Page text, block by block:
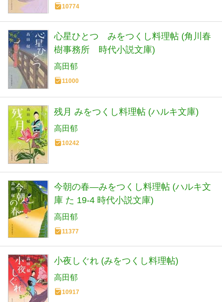
10774
心星ひとつ みをつくし料理帖 (角川春
樹事務所 時代小説文庫)
高田郁
11000
残月 みをつくし料理帖 (ハルキ文庫)
高田郁
10242
今朝の春―みをつくし料理帖 (ハルキ文
庫 た 19-4 時代小説文庫)
高田郁
11377
小夜しぐれ (みをつくし料理帖)
高田郁
10917